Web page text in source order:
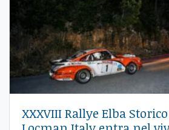
XXXVIII Rallye Elba